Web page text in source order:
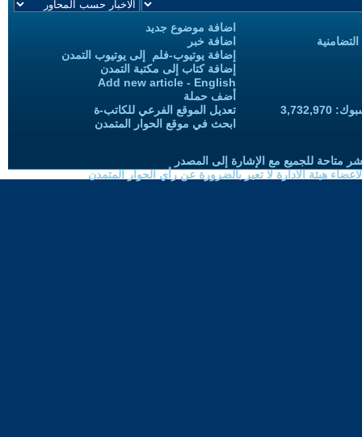
اضافة موضوع جديد
اضافة خبر
إضافة يوتيوب-فلم إلى يوتيوب التمدن
إضافة كتاب إلى مكتبة التمدن
Add new article - English
أضف حملة
تعديل الموقع الفرعي للكاتب-ة
ابحث في موقع الحوار المتمدن
متاحة للجميع مع الإشارة إلى المصدر
هيئة الادارة لا تعبر بالضرورة عن رأي الحوار المتمدن